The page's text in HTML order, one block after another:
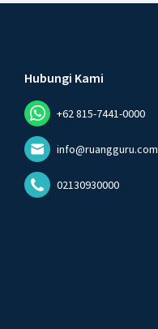
Hubungi Kami
+62 815-7441-0000
info@ruangguru.com
02130930000